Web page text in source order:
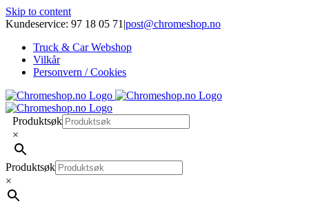
Skip to content
Kundeservice: 97 18 05 71 |post@chromeshop.no
Truck & Car Webshop
Vilkår
Personvern / Cookies
Produktsøk
×
Produktsøk
×